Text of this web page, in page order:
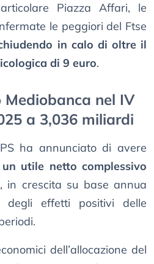
Piazza Affari, le
le peggiori del Ftse
in calo di oltre il
di 9 euro.
Mediobanca nel IV
a 3,036 miliardi
ha annunciato di avere
un utile netto complessivo
, in crescita su base annua
effetti positivi delle
dell’allocazione del